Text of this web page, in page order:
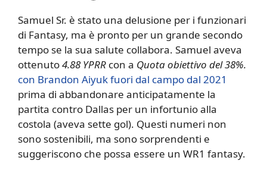
Samuel Sr. è stato una delusione per i funzionari
di Fantasy, ma è pronto per un grande secondo
tempo se la sua salute collabora. Samuel aveva
ottenuto4.88 YPRR con a Quota obiettivo del 38%.
con Brandon Aiyuk fuori dal campo dal 2021
prima di abbandonare anticipatamente la
partita contro Dallas per un infortunio alla
costola (aveva sette gol). Questi numeri non
sono sostenibili, ma sono sorprendenti e
suggeriscono che possa essere un WR1 fantasy.